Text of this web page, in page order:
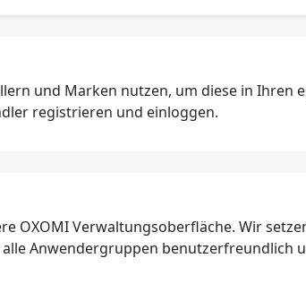
und Marken nutzen, um diese in Ihren
registrieren und einloggen.
OXOMI Verwaltungsoberfläche. Wir
Anwendergruppen benutzerfreundlich